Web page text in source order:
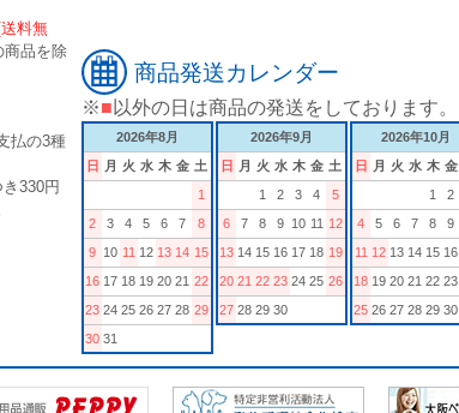
料無
品を除
払の3種
330円
商品発送カレンダー
※■ 以外の日は商品の発送をしております。
2026年8月
日
月 火 水 木 金 土
1
2
3 4 5 6 7
8
9 10 11 12 13 14 15
16 17 18 19 20 21 22
23 24 25 26 27 28 29
30 31
2026年9月
日
月 火 水 木 金 土
1
2 3 4
5
6
7 8 9 10 11
12
13 14 15 16 17 18 19
20 21 22 23 24 25 26
27 28 29 30
2026年10月
日
月 火 水 木 金
1
2
4
5 6 7 8 9
11 12 13 14 15 16
18 19 20 21 22 23
25 26 27 28 29 30